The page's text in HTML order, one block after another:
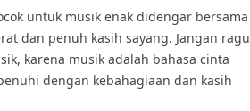
untuk musik enak didengar bersama
dan penuh kasih sayang. Jangan ragu
karena musik adalah bahasa cinta
dengan kebahagiaan dan kasih